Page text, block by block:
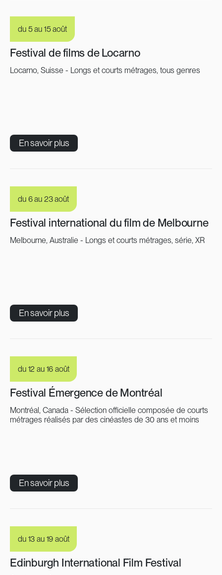
du 5 au 15 août
Festival de films de Locarno
Locarno, Suisse - Longs et courts métrages, tous genres
En savoir plus
du 6 au 23 août
Festival international du film de Melbourne
Melbourne, Australie - Longs et courts métrages, série, XR
En savoir plus
du 12 au 16 août
Festival Émergence de Montréal
Montréal, Canada - Sélection officielle composée de courts
métrages réalisés par des cinéastes de 30 ans et moins
En savoir plus
du 13 au 19 août
Edinburgh International Film Festival